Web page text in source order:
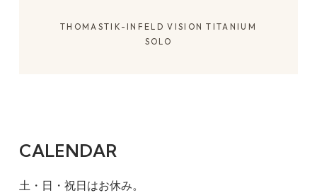
THOMASTIK-INFELD VISION TITANIUM
SOLO
CALENDAR
土・日・祝日はお休み。